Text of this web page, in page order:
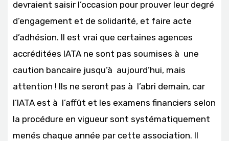
devraient saisir l’occasion pour prouver leur degré
d’engagement et de solidarité, et faire acte
d’adhésion. Il est vrai que certaines agences
accréditées IATA ne sont pas soumises à une
caution bancaire jusqu’à aujourd’hui, mais
attention ! Ils ne seront pas à l’abri demain, car
l’IATA est à l’affût et les examens financiers selon
la procédure en vigueur sont systématiquement
menés chaque année par cette association. Il